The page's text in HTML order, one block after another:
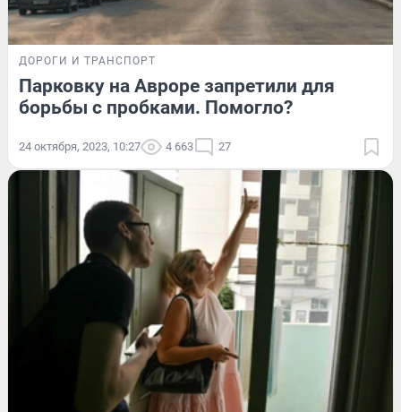
ДОРОГИ И ТРАНСПОРТ
Парковку на Авроре запретили для
борьбы с пробками. Помогло?
24 октября, 2023, 10:27 4 663 27